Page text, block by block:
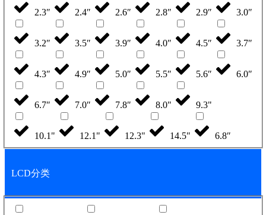
2.3″ 2.4″ 2.6″ 2.8″ 2.9″ 3.0″
3.2″ 3.5″ 3.9″ 4.0″ 4.5″ 3.7″
4.3″ 4.9″ 5.0″ 5.5″ 5.6″ 6.0″
6.7″ 7.0″ 7.8″ 8.0" 9.3"
10.1" 12.1" 12.3" 14.5" 6.8″
LCD分类